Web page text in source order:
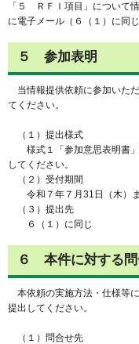
「５ ＲＦＩ項目」について
に電子メール（６（１）に同
５ 参加表明
当情報提供依頼に参加いた
てください。
（１）提出様式
様式１「参加意思表明書」
してください。
（２）受付期間
令和７年７月31日（木）
（３）提出先
６（１）に同じ
６ 本件に対する
本依頼の実施方法・仕様等
提出してください。
（１）問合せ先